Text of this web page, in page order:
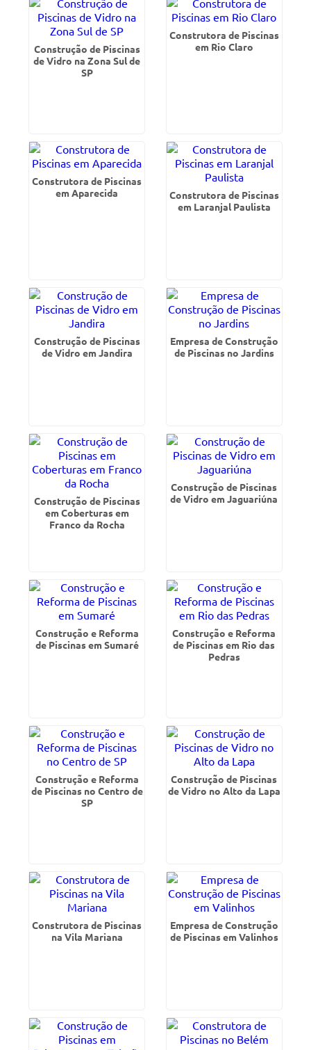
Construção de Piscinas
de Vidro na Zona Sul de
SP
Construtora de Piscinas
em Rio Claro
Construtora de Piscinas
em Aparecida
Construtora de Piscinas
em Laranjal Paulista
Construção de Piscinas
de Vidro em Jandira
Empresa de Construção
de Piscinas no Jardins
Construção de Piscinas
em Coberturas em
Franco da Rocha
Construção de Piscinas
de Vidro em Jaguariúna
Construção e Reforma
de Piscinas em Sumaré
Construção e Reforma
de Piscinas em Rio das
Pedras
Construção e Reforma
de Piscinas no Centro de
SP
Construção de Piscinas
de Vidro no Alto da Lapa
Construtora de Piscinas
na Vila Mariana
Empresa de Construção
de Piscinas em Valinhos